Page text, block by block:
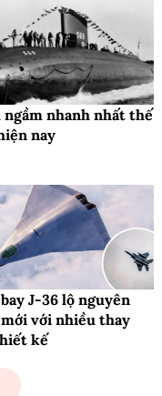
ngầm nhanh nhất thế
nay
J-36 lộ nguyên
với nhiều thay
kế